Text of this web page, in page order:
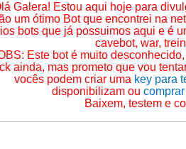
Galera! Estou aqui hoje para
um ótimo Bot que encontrei na
bots que já possuimos aqui e é
cavebot, war,
Este bot é muito
ainda, mas prometo que vou
vocês podem criar uma key para
disponibilizam ou
Baixem, testem e